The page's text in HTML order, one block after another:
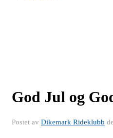
God Jul og
Postet av Dikemark Rideklubb